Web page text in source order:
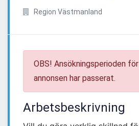
Region Västmanland
OBS! Ansökningsperioden
annonsen har passerat.
Arbetsbeskrivning